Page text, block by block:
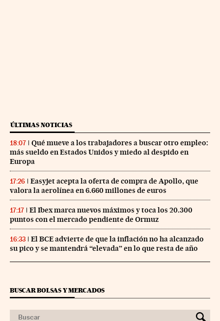
ÚLTIMAS NOTICIAS
18:07
Qué mueve a los trabajadores a buscar otro empleo:
más sueldo en Estados Unidos y miedo al despido en
Europa
17:26
Easyjet acepta la oferta de compra de Apollo, que
valora la aerolínea en 6.660 millones de euros
17:17
El Ibex marca nuevos máximos y toca los 20.300
puntos con el mercado pendiente de Ormuz
16:33
El BCE advierte de que la inflación no ha alcanzado
su pico y se mantendrá “elevada” en lo que resta de año
BUSCAR BOLSAS Y MERCADOS